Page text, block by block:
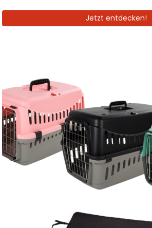
Jetzt entdecken!